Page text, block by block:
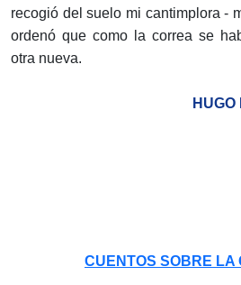
recogió del suelo mi cantimplora -
ordenó que como la correa se
otra nueva.
CUENTOS SOBRE LA